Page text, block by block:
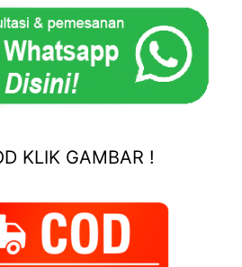
KLIK GAMBAR !